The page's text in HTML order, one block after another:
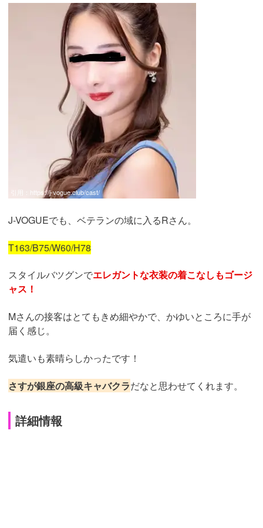
引用： https://j-vogue.club/cast/
J-VOGUEでも、ベテランの域に入るRさん。
T163/B75/W60/H78
スタイルバツグンでエレガントな衣装の着こなしもゴージ
ャス！
Mさんの接客はとてもきめ細やかで、かゆいところに手が
届く感じ。
気遣いも素晴らしかったです！
さすが銀座の高級キャバクラだなと思わせてくれます。
詳細情報